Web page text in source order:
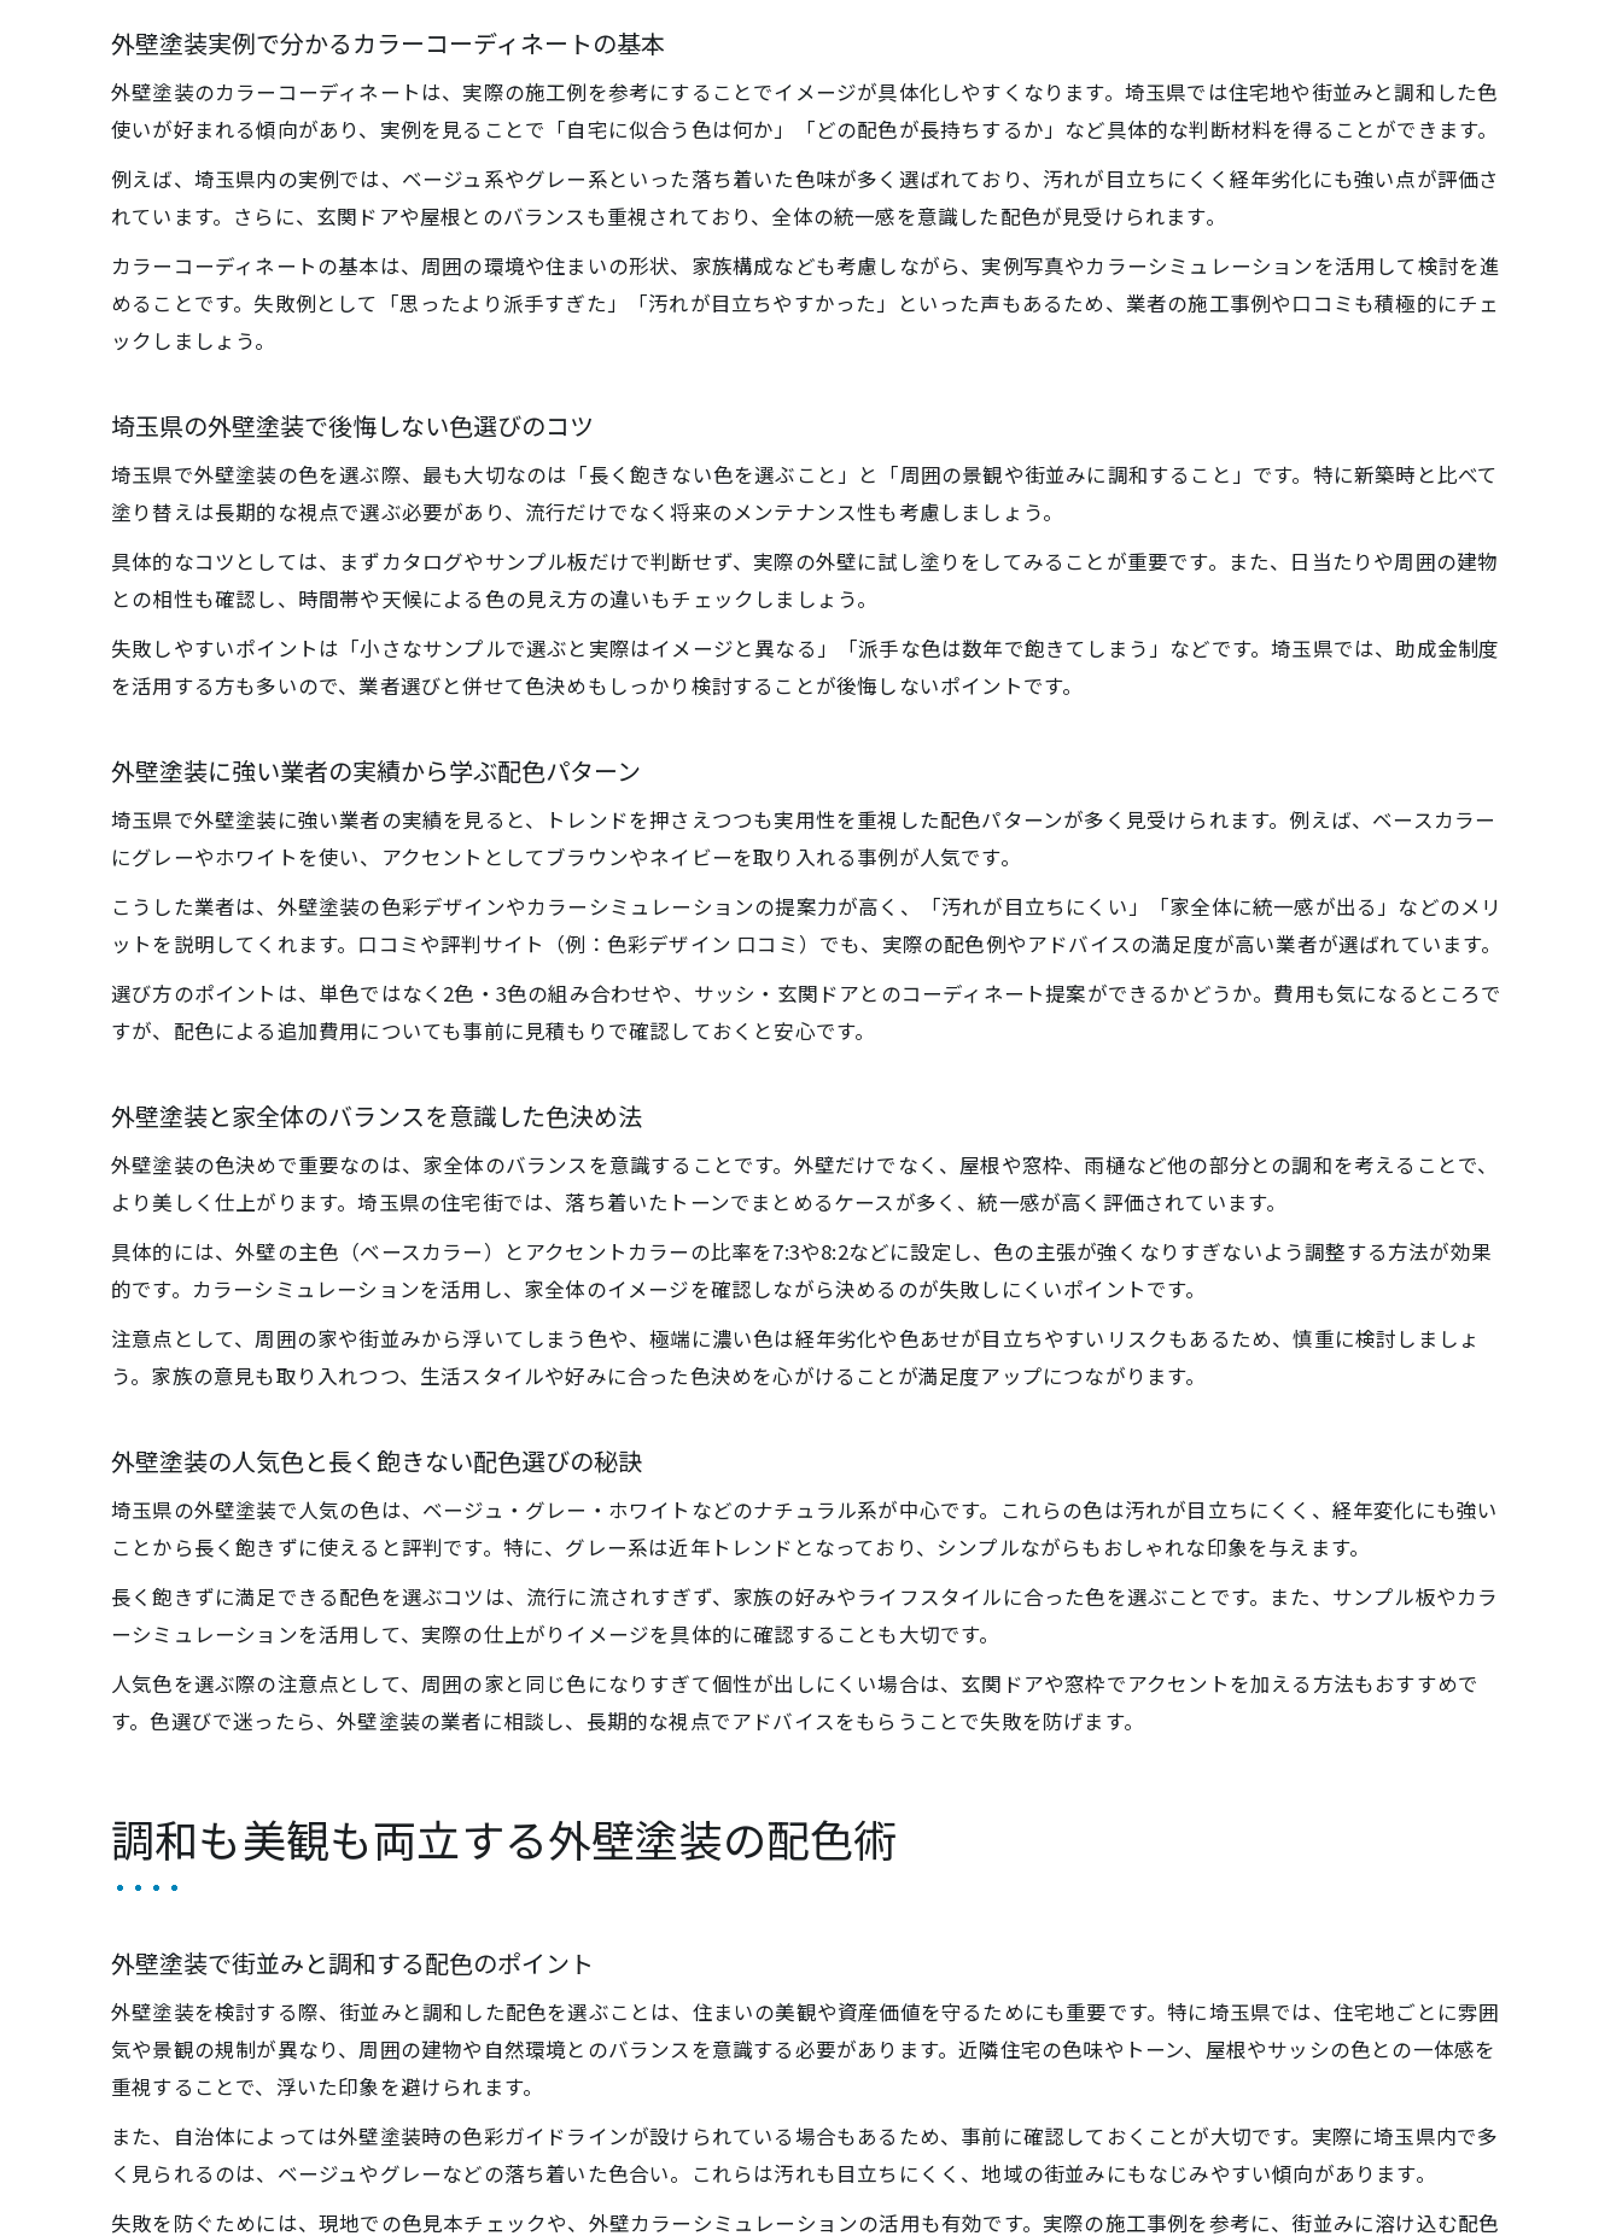
外壁塗装に適したベース色とアクセント色の選び方
外壁塗装の配色バランスで美観を保つ実践テクニック
外壁塗装業者選びと悪質業者リストの確認方法
外壁塗装の口コミを比較する際のチェックポイント
外壁塗装業者の実績と丁寧な説明で選ぶ基準
外壁塗装2色使いのメリットとコストの関係
高級感と街並み対応の配色コーディネート法
外壁塗装で高級感を演出する配色のコツ
街並みに合う外壁塗装カラーの選び方を解説
外壁塗装の色彩バランスで上品な仕上がりに
外壁塗装の配色事例から学ぶ美観維持の方法
外壁塗装を成功に導くカラーシミュレーション
外壁塗装のカラーシミュレーション活用法
外壁塗装の色選びを失敗しないための手順
外壁塗装で満足度を高めるシミュレーション実例
外壁塗装シミュレーションで比較すべきポイント
外壁塗装カラーシミュレーションのメリットと注意点
外壁塗装実例で分かるカラーコーディネートの基本
外壁塗装のカラーコーディネートは、実際の施工例を参考にすることでイメージが具体化しやすくなります。埼玉県では住宅地や街並みと調和した色
使いが好まれる傾向があり、実例を見ることで「自宅に似合う色は何か」「どの配色が長持ちするか」など具体的な判断材料を得ることができます。
例えば、埼玉県内の実例では、ベージュ系やグレー系といった落ち着いた色味が多く選ばれており、汚れが目立ちにくく経年劣化にも強い点が評価さ
れています。さらに、玄関ドアや屋根とのバランスも重視されており、全体の統一感を意識した配色が見受けられます。
カラーコーディネートの基本は、周囲の環境や住まいの形状、家族構成なども考慮しながら、実例写真やカラーシミュレーションを活用して検討を進
めることです。失敗例として「思ったより派手すぎた」「汚れが目立ちやすかった」といった声もあるため、業者の施工事例や口コミも積極的にチェ
ックしましょう。
埼玉県の外壁塗装で後悔しない色選びのコツ
埼玉県で外壁塗装の色を選ぶ際、最も大切なのは「長く飽きない色を選ぶこと」と「周囲の景観や街並みに調和すること」です。特に新築時と比べて
塗り替えは長期的な視点で選ぶ必要があり、流行だけでなく将来のメンテナンス性も考慮しましょう。
具体的なコツとしては、まずカタログやサンプル板だけで判断せず、実際の外壁に試し塗りをしてみることが重要です。また、日当たりや周囲の建物
との相性も確認し、時間帯や天候による色の見え方の違いもチェックしましょう。
失敗しやすいポイントは「小さなサンプルで選ぶと実際はイメージと異なる」「派手な色は数年で飽きてしまう」などです。埼玉県では、助成金制度
を活用する方も多いので、業者選びと併せて色決めもしっかり検討することが後悔しないポイントです。
外壁塗装に強い業者の実績から学ぶ配色パターン
埼玉県で外壁塗装に強い業者の実績を見ると、トレンドを押さえつつも実用性を重視した配色パターンが多く見受けられます。例えば、ベースカラー
にグレーやホワイトを使い、アクセントとしてブラウンやネイビーを取り入れる事例が人気です。
こうした業者は、外壁塗装の色彩デザインやカラーシミュレーションの提案力が高く、「汚れが目立ちにくい」「家全体に統一感が出る」などのメリ
ットを説明してくれます。口コミや評判サイト（例：色彩デザイン 口コミ）でも、実際の配色例やアドバイスの満足度が高い業者が選ばれています。
選び方のポイントは、単色ではなく2色・3色の組み合わせや、サッシ・玄関ドアとのコーディネート提案ができるかどうか。費用も気になるところで
すが、配色による追加費用についても事前に見積もりで確認しておくと安心です。
外壁塗装と家全体のバランスを意識した色決め法
外壁塗装の色決めで重要なのは、家全体のバランスを意識することです。外壁だけでなく、屋根や窓枠、雨樋など他の部分との調和を考えることで、
より美しく仕上がります。埼玉県の住宅街では、落ち着いたトーンでまとめるケースが多く、統一感が高く評価されています。
具体的には、外壁の主色（ベースカラー）とアクセントカラーの比率を7:3や8:2などに設定し、色の主張が強くなりすぎないよう調整する方法が効果
的です。カラーシミュレーションを活用し、家全体のイメージを確認しながら決めるのが失敗しにくいポイントです。
注意点として、周囲の家や街並みから浮いてしまう色や、極端に濃い色は経年劣化や色あせが目立ちやすいリスクもあるため、慎重に検討しましょ
う。家族の意見も取り入れつつ、生活スタイルや好みに合った色決めを心がけることが満足度アップにつながります。
外壁塗装の人気色と長く飽きない配色選びの秘訣
埼玉県の外壁塗装で人気の色は、ベージュ・グレー・ホワイトなどのナチュラル系が中心です。これらの色は汚れが目立ちにくく、経年変化にも強い
ことから長く飽きずに使えると評判です。特に、グレー系は近年トレンドとなっており、シンプルながらもおしゃれな印象を与えます。
長く飽きずに満足できる配色を選ぶコツは、流行に流されすぎず、家族の好みやライフスタイルに合った色を選ぶことです。また、サンプル板やカラ
ーシミュレーションを活用して、実際の仕上がりイメージを具体的に確認することも大切です。
人気色を選ぶ際の注意点として、周囲の家と同じ色になりすぎて個性が出しにくい場合は、玄関ドアや窓枠でアクセントを加える方法もおすすめで
す。色選びで迷ったら、外壁塗装の業者に相談し、長期的な視点でアドバイスをもらうことで失敗を防げます。
調和も美観も両立する外壁塗装の配色術
外壁塗装で街並みと調和する配色のポイント
外壁塗装を検討する際、街並みと調和した配色を選ぶことは、住まいの美観や資産価値を守るためにも重要です。特に埼玉県では、住宅地ごとに雰囲
気や景観の規制が異なり、周囲の建物や自然環境とのバランスを意識する必要があります。近隣住宅の色味やトーン、屋根やサッシの色との一体感を
重視することで、浮いた印象を避けられます。
また、自治体によっては外壁塗装時の色彩ガイドラインが設けられている場合もあるため、事前に確認しておくことが大切です。実際に埼玉県内で多
く見られるのは、ベージュやグレーなどの落ち着いた色合い。これらは汚れも目立ちにくく、地域の街並みにもなじみやすい傾向があります。
失敗を防ぐためには、現地での色見本チェックや、外壁カラーシミュレーションの活用も有効です。実際の施工事例を参考に、街並みに溶け込む配色
お問い合わせはこちら
お問い合わせはこちら